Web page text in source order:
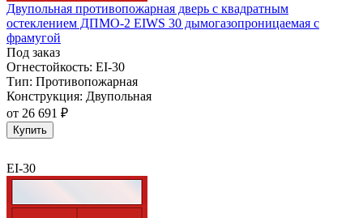
Двупольная противопожарная дверь с квадратным
остеклением ДПМО-2 EIWS 30 дымогазопроницаемая с
фрамугой
Под заказ
Огнестойкость: EI-30
Тип: Противопожарная
Конструкция: Двупольная
от 26 691 ₽
Купить
EI-30